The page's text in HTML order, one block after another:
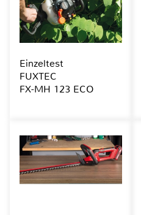
Einzeltest
FUXTEC
FX-MH 123 ECO